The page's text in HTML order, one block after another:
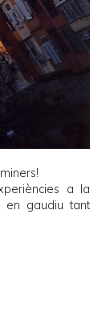
!
a la
en gaudiu tant